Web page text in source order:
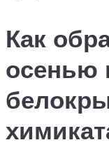
Как
осенью